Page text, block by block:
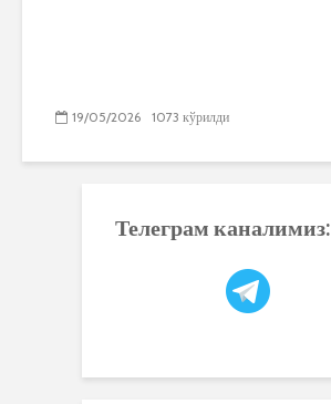
19/05/2026 1073 кўрилди
Телеграм каналимиз: